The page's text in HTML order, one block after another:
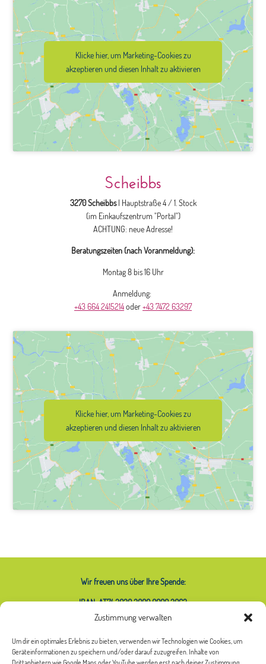
Zustimmung verwalten
Um dir ein optimales Erlebnis zu bieten, verwenden wir Technologien wie Cookies, um
Geräteinformationen zu speichern und/oder darauf zuzugreifen. Inhalte von
Klicke hier, um Marketing-Cookies zu
akzeptieren und diesen Inhalt zu aktivieren
Scheibbs
3270 Scheibbs| Hauptstraße 4 / 1. Stock
(im Einkaufszentrum "Portal")
ACHTUNG: neue Adresse!
Beratungszeiten (nach Voranmeldung):
Montag 8 bis 16 Uhr
Anmeldung:
+43 664 2415214oder+43 7472 63297
Klicke hier, um Marketing-Cookies zu
akzeptieren und diesen Inhalt zu aktivieren
Wir freuen uns über Ihre Spende:
IBAN: AT74 2020 2000 0000 2063